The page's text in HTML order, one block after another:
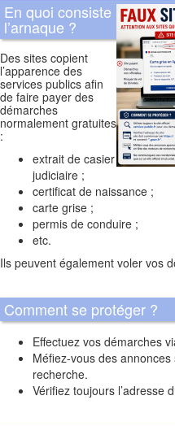
En quoi consiste
l’arnaque ?
Des sites copient
l’apparence des
services publics afin
de faire payer des
démarches
normalement gratuites
:
extrait de casier
judiciaire ;
certificat de naissance ;
carte grise ;
permis de conduire ;
etc.
Ils peuvent également voler vos
Comment se protéger ?
Effectuez vos démarches
Méfiez-vous des
recherche.
Vérifiez toujours l’adresse